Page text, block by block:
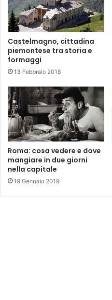
Castelmagno, cittadina
piemontese tra storia e
formaggi
13 Febbraio 2018
Roma: cosa vedere e dove
mangiare in due giorni
nella capitale
19 Gennaio 2019